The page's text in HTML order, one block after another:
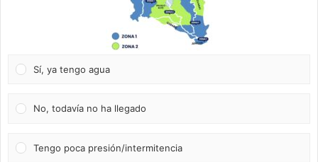
Sí, ya tengo agua
No, todavía no ha llegado
Tengo poca presión/intermitencia